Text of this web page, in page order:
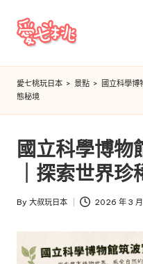
Skip
愛
七
桃
玩
日
本
愛七桃玩日本 > 景點 > 國立科學博
態秘境
國立科學博物
｜探索世界
Posted
By 大叔玩日本 2026 年 3 月